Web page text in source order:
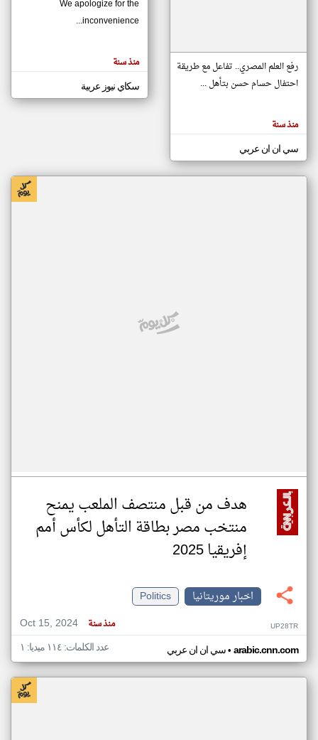
مصادر الأخبار من موريتانيا
اخبار موريتانيا على مدار الساعة
أهم اخبار موريتانيا العاجلة والمباشرة
المقالات
الموجوده
هنا عن
رفع العلم المصري.. تفاعل مع طريقة
احتفال حسام حسن بتأهل ...
منذ سنة
سي ان ان عربي
We apologize for the
inconvenience...
منذ سنة
سكاي نيوز عربية
هدف من قبل منتصف الملعب يمنح
منتخب مصر بطاقة التأهل لكأس أمم
إفريقيا 2025
اخبار موريتانيا
Politics
Oct 15, 2024
منذ سنة UP28TR
سي ان ان عربي• arabic.cnn.com عدد الكلمات: ١١٤ ميديا: ١
klyoum.com